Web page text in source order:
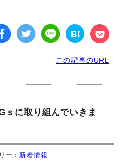
この記事のURL
ｓに取り組んでいきま
ー： 新着情報